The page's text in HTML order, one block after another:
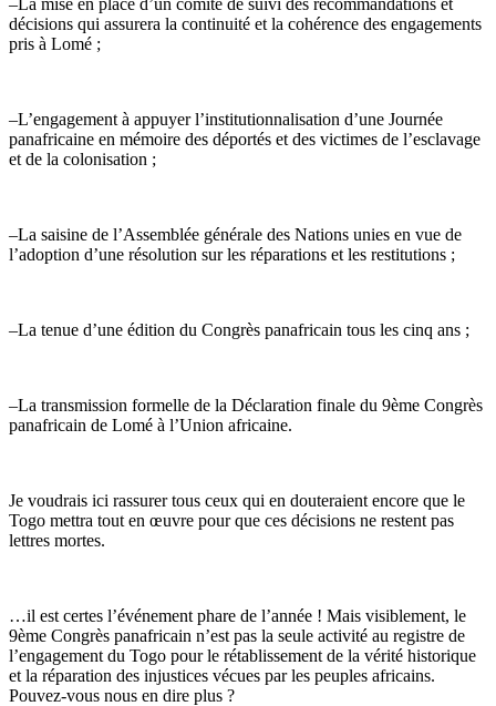
décisions qui assurera la continuité et la cohérence des engagements
pris à Lomé ;
–L’engagement à appuyer l’institutionnalisation d’une Journée
panafricaine en mémoire des déportés et des victimes de l’esclavage
et de la colonisation ;
–La saisine de l’Assemblée générale des Nations unies en vue de
l’adoption d’une résolution sur les réparations et les restitutions ;
–La tenue d’une édition du Congrès panafricain tous les cinq ans ;
–La transmission formelle de la Déclaration finale du 9ème Congrès
panafricain de Lomé à l’Union africaine.
Je voudrais ici rassurer tous ceux qui en douteraient encore que le
Togo mettra tout en œuvre pour que ces décisions ne restent pas
lettres mortes.
…il est certes l’événement phare de l’année ! Mais visiblement, le
9ème Congrès panafricain n’est pas la seule activité au registre de
l’engagement du Togo pour le rétablissement de la vérité historique
et la réparation des injustices vécues par les peuples africains.
Pouvez-vous nous en dire plus ?